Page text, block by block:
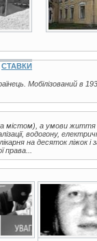
СТАВКИ
Мобілізований в
містом), а умови
водогону,
на десяток ліжок